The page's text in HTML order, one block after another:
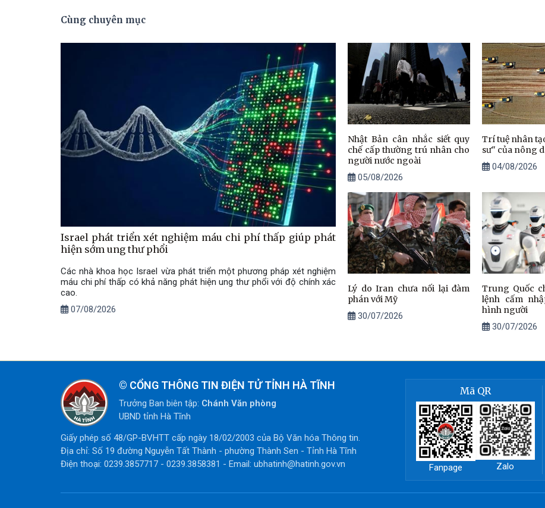
Cùng chuyên mục
Israel phát triển xét nghiệm máu chi phí thấp giúp phát
hiện sớm ung thư phổi
Các nhà khoa học Israel vừa phát triển một phương pháp xét nghiệm
máu chi phí thấp có khả năng phát hiện ung thư phổi với độ chính xác
cao.
07/08/2026
Nhật Bản cân nhắc siết quy
chế cấp thường trú nhân cho
người nước ngoài
05/08/2026
Trí tuệ nhân
sư" của nông
04/08/2026
Lý do Iran chưa nối lại đàm
phán với Mỹ
30/07/2026
Trung Quốc
lệnh cấm
hình người
30/07/2026
© CỔNG THÔNG TIN ĐIỆN TỬ TỈNH HÀ TĨNH
Trưởng Ban biên tập: Chánh Văn phòng
UBND tỉnh Hà Tĩnh
Giấy phép số 48/GP-BVHTT cấp ngày 18/02/2003 của Bộ Văn hóa Thông tin.
Địa chỉ: Số 19 đường Nguyễn Tất Thành - phường Thành Sen - Tỉnh Hà Tĩnh
Điện thoại: 0239.3857717 - 0239.3858381 - Email: ubhatinh@hatinh.gov.vn
Mã QR
Fanpage Zalo